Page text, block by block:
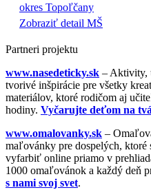
okres Topoľčany
Zobraziť detail MŠ
Partneri projektu
www.nasedeticky.sk – Aktivity,
tvorivé inšpirácie pre všetky
materiálov, ktoré rodičom aj
hodiny. Vyčarujte deťom na
www.omalovanky.sk –
maľovánky pre dospelých, ktoré
vyfarbiť online priamo v
1000 omaľovánok a každý deň
s nami svoj svet.